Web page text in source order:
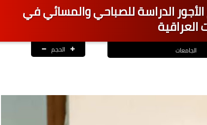
الدراسة للصباحي والمسائي في
العراقية
الجامعات الحجم